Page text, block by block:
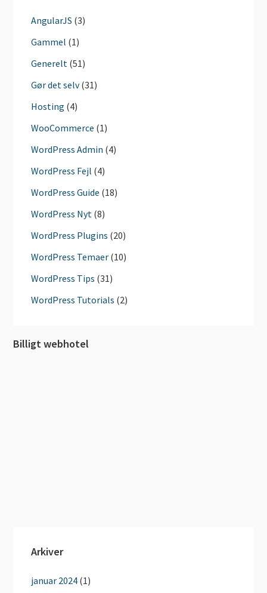
AngularJS (3)
Gammel (1)
Generelt (51)
Gør det selv(31)
Hosting (4)
WooCommerce (1)
WordPress Admin (4)
WordPress Fejl (4)
WordPress Guide (18)
WordPress Nyt (8)
WordPress Plugins (20)
WordPress Temaer (10)
WordPress Tips (31)
WordPress Tutorials (2)
Billigt webhotel
Arkiver
januar 2024 (1)